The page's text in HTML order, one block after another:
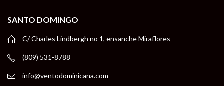
SANTO DOMINGO
C/ Charles Lindbergh no 1, ensanche Miraflores
(809) 531-8788
info@ventodominicana.com